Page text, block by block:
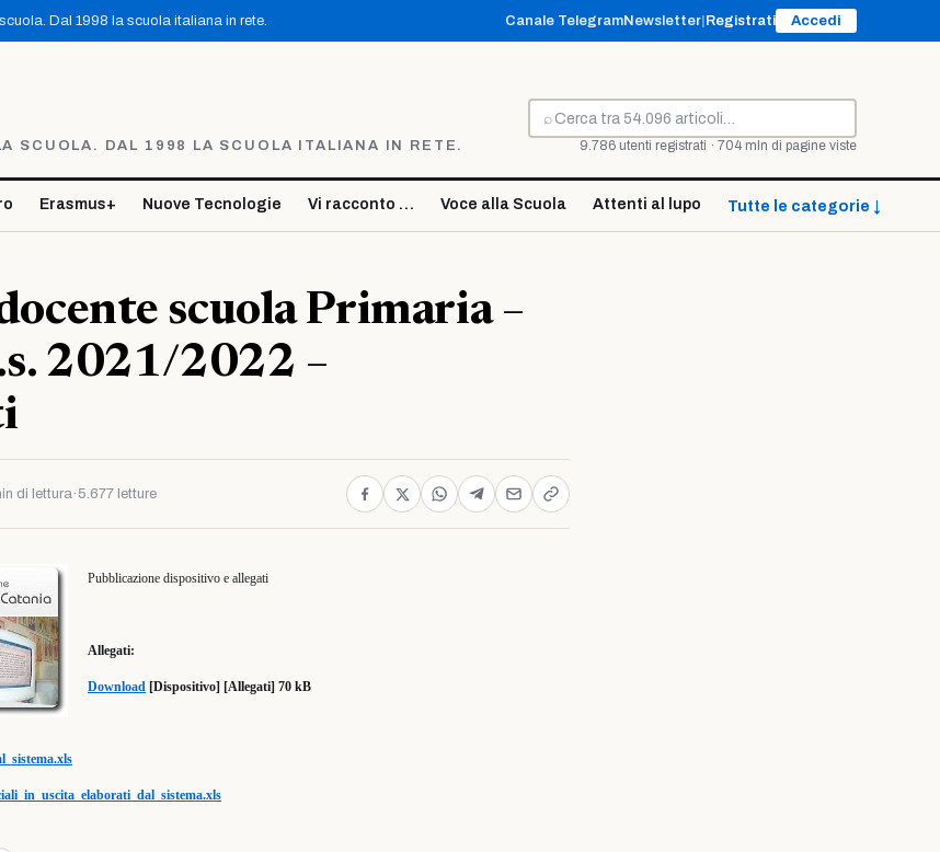
Dal 1998 la scuola italiana in rete. Canale TelegramNewsletter Registrati Accedi
SCUOLA. DAL 1998 LA SCUOLA ITALIANA IN RETE.
⌕
Cerca
9.786 utenti registrati · 704 mln di pagine viste
Erasmus+ Nuove Tecnologie Vi racconto … Voce alla Scuola Attenti al lupo Tutte le categorie ↓
scuola Primaria –
2021/2022 –
di lettura· 5.677 letture
Pubblicazione dispositivo e allegati
Allegati:
Download [Dispositivo] [Allegati] 70 kB